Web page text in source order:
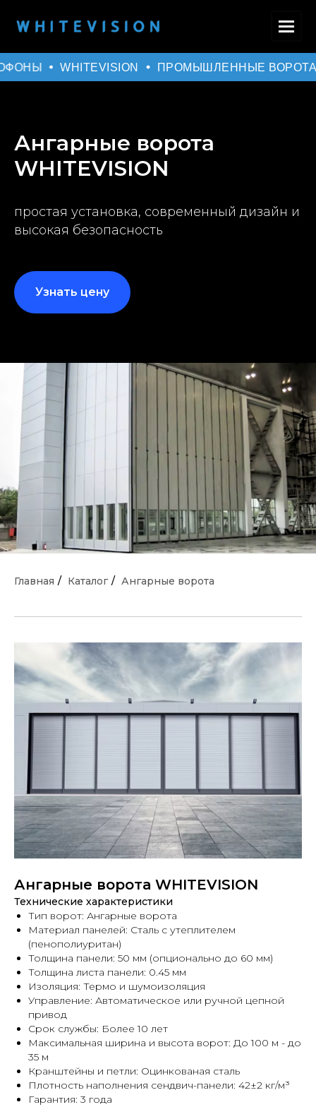
WHITEVISION ПРОМЫШЛЕННЫЕ ВОРОТА
Ангарные ворота
WHITEVISION
простая установка, современный дизайн и
высокая безопасность
Узнать цену
Главная / Каталог / Ангарные ворота
Ангарные ворота WHITEVISION
Технические характеристики
Тип ворот: Ангарные ворота
Материал панелей: Сталь с утеплителем
(пенополиуритан)
Толщина панели: 50 мм (опционально до 60 мм)
Толщина листа панели: 0.45 мм
Изоляция: Термо и шумоизоляция
Управление: Автоматическое или ручной цепной
привод
Срок службы: Более 10 лет
Максимальная ширина и высота ворот: До 100 м - до
35 м
Кранштейны и петли: Оцинкованая сталь
Плотность наполнения сендвич-панели: 42±2 кг/м³
Гарантия: 3 года